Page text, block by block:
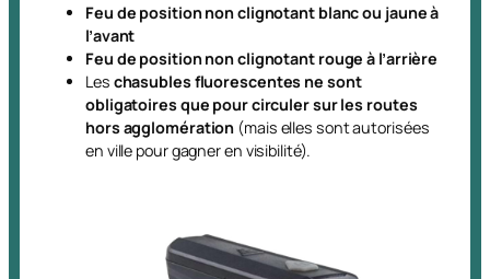
Feu de position non clignotant blanc ou jaune à
l’avant
Feu de position non clignotant rouge à l’arrière
Les chasubles fluorescentes ne sont
obligatoires que pour circuler sur les routes
hors agglomération (mais elles sont autorisées
en ville pour gagner en visibilité).